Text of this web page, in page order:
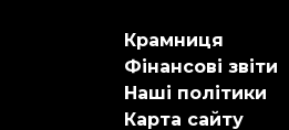
Крамниця
Фінансові звіти
Наші політики
Карта сайту